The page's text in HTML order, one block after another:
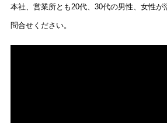
本社、営業所とも20代、30代の男性、女性が
問合せください。